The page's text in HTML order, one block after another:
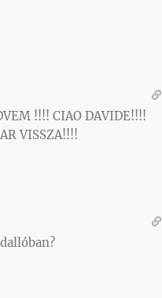
!!!! CIAO DAVIDE!!!!
VISSZA!!!!